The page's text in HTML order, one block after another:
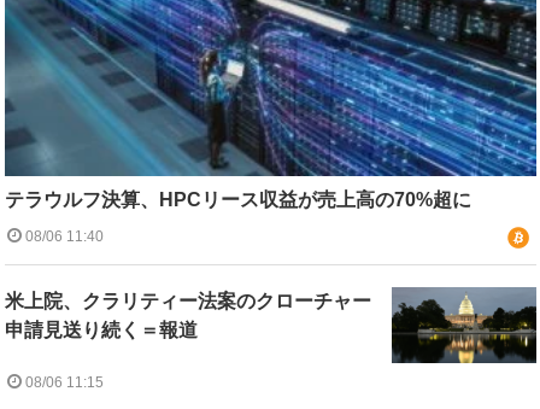
テラウルフ決算、HPCリース収益が売上高の70%超に
08/06 11:40
米上院、クラリティー法案のクローチャー
申請見送り続く＝報道
08/06 11:15